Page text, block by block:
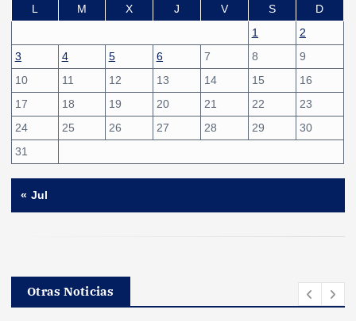
i
a
c
i
ó
L
M X J V S
D
1
2
3
4 5 6 7 8
9
10
11 12 13 14 15
16
17
18 19 20 21 22
23
24
25 26 27 28 29
30
31
« Jul
Otras Noticias